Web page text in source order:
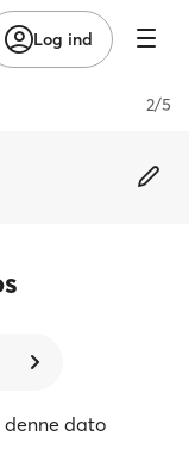
Log ind
2/5
dato